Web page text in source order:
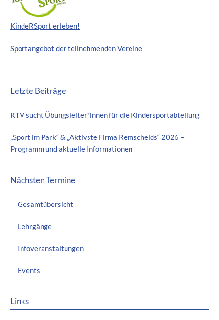
KindeRSport erleben!
Sportangebot der teilnehmenden Vereine
Letzte Beiträge
RTV sucht Übungsleiter*innen für die Kindersportabteilung
„Sport im Park“ & „Aktivste Firma Remscheids“ 2026 –
Programm und aktuelle Informationen
Nächsten Termine
Gesamtübersicht
Lehrgänge
Infoveranstaltungen
Events
Links